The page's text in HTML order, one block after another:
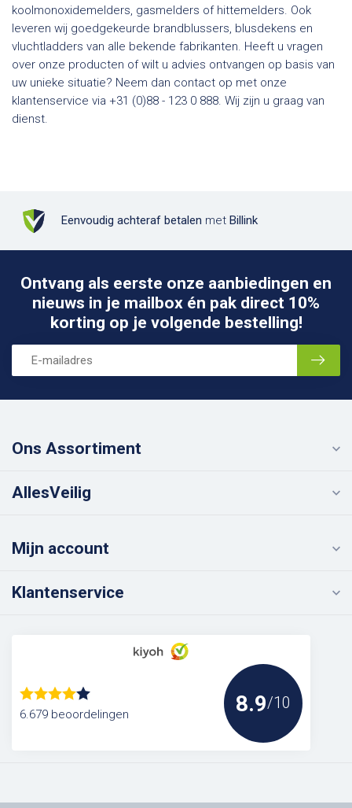
koolmonoxidemelders, gasmelders of hittemelders. Ook
leveren wij goedgekeurde brandblussers, blusdekens en
vluchtladders van alle bekende fabrikanten. Heeft u vragen
over onze producten of wilt u advies ontvangen op basis van
uw unieke situatie? Neem dan contact op met onze
klantenservice via +31 (0)88 - 123 0 888. Wij zijn u graag van
dienst.
Eenvoudig achteraf betalen met Billink
Ontvang als eerste onze aanbiedingen en
nieuws in je mailbox én pak direct 10%
korting op je volgende bestelling!
Ons Assortiment
AllesVeilig
Mijn account
Klantenservice
6.679 beoordelingen 8.9/10